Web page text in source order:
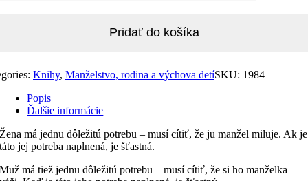
Pridať do košíka
Knihy, Manželstvo, rodina a výchova detíSKU: 1984
Popis
Ďalšie informácie
Žena má jednu dôležitú potrebu – musí cítiť, že ju manžel miluje. Ak je
táto jej potreba naplnená, je šťastná.
Muž má tiež jednu dôležitú potrebu – musí cítiť, že si ho manželka